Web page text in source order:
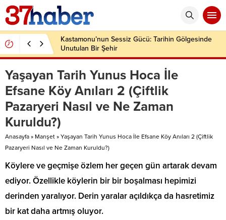
Kastamonu’nun Sessiz Gücü: Tarihin Gölgesinde
Unutulan Bir Şehir
Yaşayan Tarih Yunus Hoca İle
Efsane Köy Anıları 2 (Çiftlik
Pazaryeri Nasıl ve Ne Zaman
Kuruldu?)
Anasayfa » Manşet » Yaşayan Tarih Yunus Hoca İle Efsane Köy Anıları 2 (Çiftlik
Pazaryeri Nasıl ve Ne Zaman Kuruldu?)
Köylere ve geçmişe özlem her geçen gün artarak devam
ediyor. Özellikle köylerin bir bir boşalması hepimizi
derinden yaralıyor. Derin yaralar açıldıkça da hasretimiz
bir kat daha artmış oluyor.